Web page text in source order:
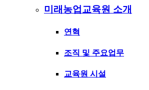
미래농업교육원 소개
연혁
조직 및 주요업무
교육원 시설